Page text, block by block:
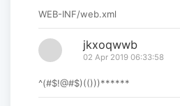
WEB-INF/web.xml
jkxoqwwb
02 Apr 2019 06:33:58
^(#$!@#$)(()))******